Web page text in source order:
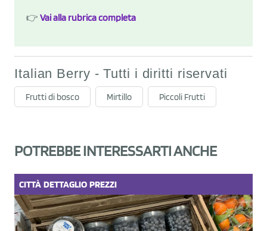
👉 Vai alla rubrica completa
Italian Berry - Tutti i diritti riservati
Frutti di bosco Mirtillo Piccoli Frutti
POTREBBE INTERESSARTI ANCHE
CITTÀ DETTAGLIO PREZZI